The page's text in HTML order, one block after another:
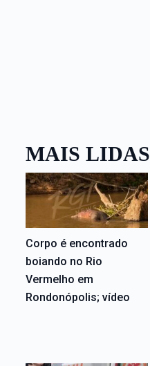
MAIS LIDAS
Corpo é encontrado
boiando no Rio
Vermelho em
Rondonópolis; vídeo